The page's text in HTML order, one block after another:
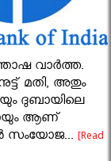
വാര്‍ത്ത.
മതി, അതും
ദുബായിലെ
ആണ്
സംയോജ...[Read